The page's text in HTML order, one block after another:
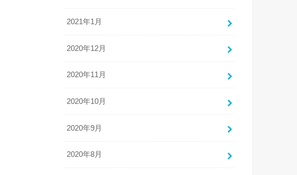
2021年1月
2020年12月
2020年11月
2020年10月
2020年9月
2020年8月